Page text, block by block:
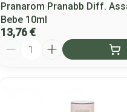
Pranarom Pranabb Diff.
Bebe 10ml
13,76 €
Quantité